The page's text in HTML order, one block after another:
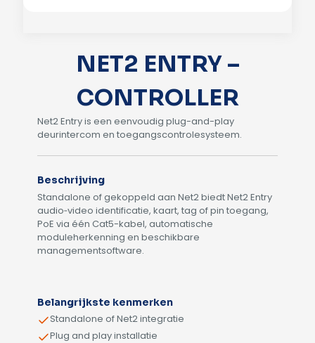
NET2 ENTRY –
CONTROLLER
Net2 Entry is een eenvoudig plug-and-play
deurintercom en toegangscontrolesysteem.
Beschrijving
Standalone of gekoppeld aan Net2 biedt Net2 Entry
audio‑video identificatie, kaart, tag of pin toegang,
PoE via één Cat5-kabel, automatische
moduleherkenning en beschikbare
managementsoftware.
Belangrijkste kenmerken
Standalone of Net2 integratie
Plug and play installatie